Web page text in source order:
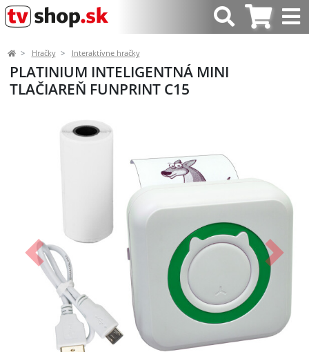
Hračky Interaktívne hračky
PLATINIUM INTELIGENTNÁ MINI
TLAČIAREŇ FUNPRINT C15
Predchádzajúci Ďalší